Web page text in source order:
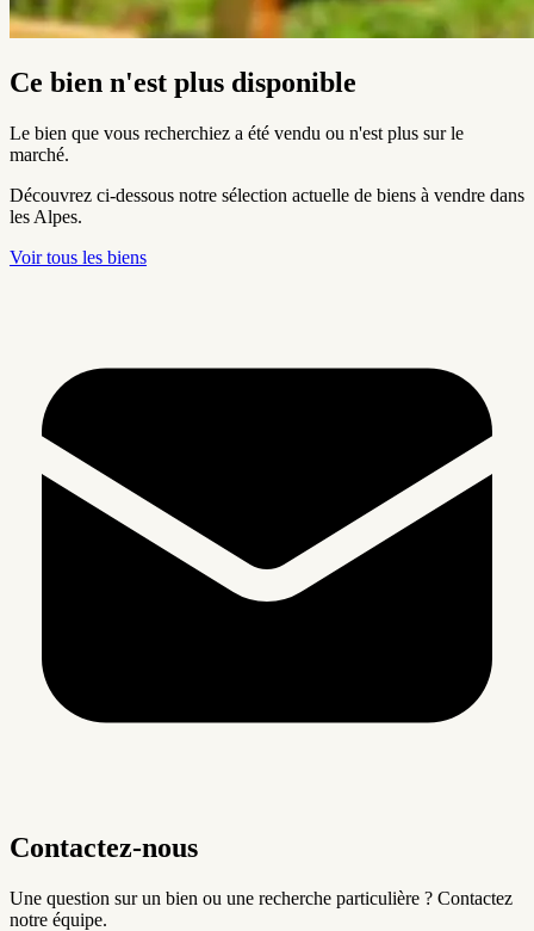
Ce bien n'est plus disponible
Le bien que vous recherchiez a été vendu ou n'est plus sur le
marché.
Découvrez ci-dessous notre sélection actuelle de biens à vendre dans
les Alpes.
Voir tous les biens
Contactez-nous
Une question sur un bien ou une recherche particulière ? Contactez
notre équipe.